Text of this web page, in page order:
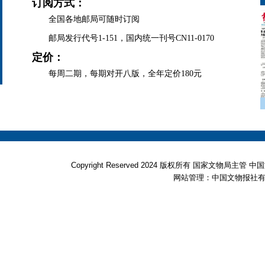
订阅方式：
全国各地邮局可随时订阅
邮局发行代号1-151，国内统一刊号CN11-0170
定价：
每周二期，每期对开八版，全年定价180元
Copyright Reserved 2024 版权所有 国家文物局主管
网站管理：中国文物报社